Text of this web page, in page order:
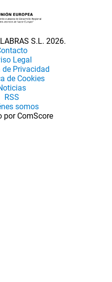
S.L. 2026.
Legal
de Privacidad
de Cookies
RSS
somos
por ComScore